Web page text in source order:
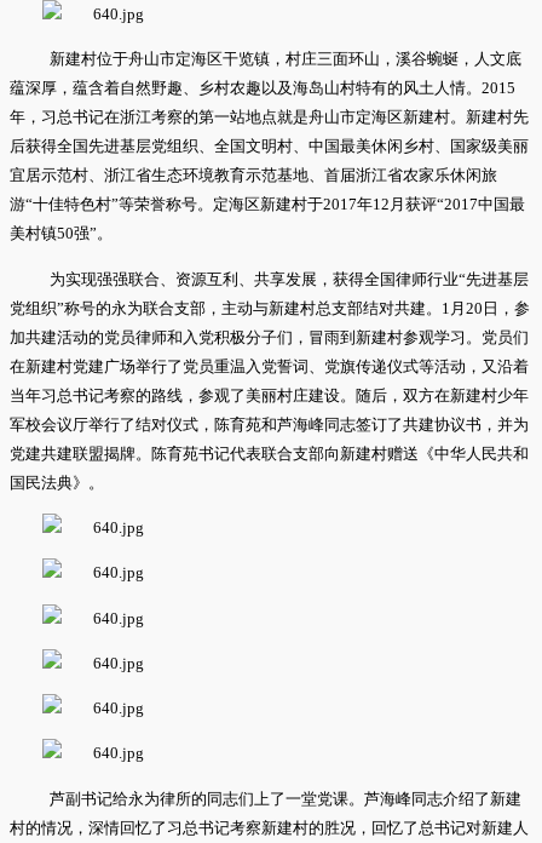
新建村位于舟山市定海区干览镇，村庄三面环山，溪谷蜿蜒，人文底
蕴深厚，蕴含着自然野趣、乡村农趣以及海岛山村特有的风土人情。2015
年，习总书记在浙江考察的第一站地点就是舟山市定海区新建村。新建村先
后获得全国先进基层党组织、全国文明村、中国最美休闲乡村、国家级美丽
宜居示范村、浙江省生态环境教育示范基地、首届浙江省农家乐休闲旅
游“十佳特色村”等荣誉称号。定海区新建村于2017年12月获评“2017中国最
美村镇50强”。
为实现强强联合、资源互利、共享发展，获得全国律师行业“先进基层
党组织”称号的永为联合支部，主动与新建村总支部结对共建。1月20日，参
加共建活动的党员律师和入党积极分子们，冒雨到新建村参观学习。党员们
在新建村党建广场举行了党员重温入党誓词、党旗传递仪式等活动，又沿着
当年习总书记考察的路线，参观了美丽村庄建设。随后，双方在新建村少年
军校会议厅举行了结对仪式，陈育苑和芦海峰同志签订了共建协议书，并为
党建共建联盟揭牌。陈育苑书记代表联合支部向新建村赠送《中华人民共和
国民法典》。
芦副书记给永为律所的同志们上了一堂党课。芦海峰同志介绍了新建
村的情况，深情回忆了习总书记考察新建村的胜况，回忆了总书记对新建人